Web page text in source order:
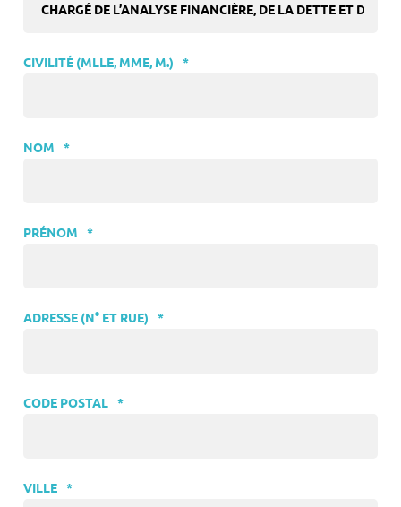
CIVILITÉ (MLLE, MME, M.) *
NOM *
PRÉNOM *
ADRESSE (N° ET RUE) *
CODE POSTAL *
VILLE *